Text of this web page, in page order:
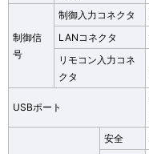
制御信
号
制御入力コネクタ
LANコネクタ
リモコン入力コネ
クタ
USBポート
安全